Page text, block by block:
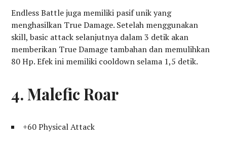
Endless Battle juga memiliki pasif unik yang
menghasilkan True Damage. Setelah menggunakan
skill, basic attack selanjutnya dalam 3 detik akan
memberikan True Damage tambahan dan memulihkan
80 Hp. Efek ini memiliki cooldown selama 1,5 detik.
4. Malefic Roar
+60 Physical Attack